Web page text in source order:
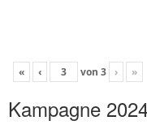
« ‹ von 3 › »
Kampagne